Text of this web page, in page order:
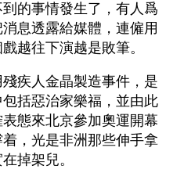
的事情發生了，有人爲
息透露給媒體，連僱用
越往下演越是敗筆。
疾人金晶製造事件，是
括惡治家樂福，並由此
態來北京參加奧運開幕
，光是非洲那些伸手拿
掉架兒。